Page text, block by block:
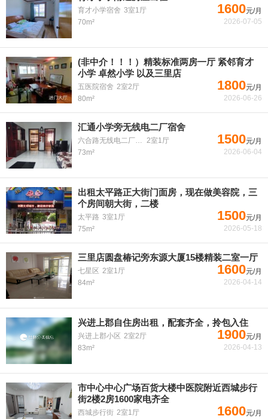
育才小学宿舍 3室1厅
70m²
1600元/月
2026-07-05
(非中介！！！）精装标准两房一厅 紧邻育才
小学 卓然小学 以及三里店
五医院宿舍 2室2厅
80m²
1800元/月
2026-06-26
汇通小学旁无线电二厂宿舍
六合路无线电二厂宿舍2室1厅
73m²
1500元/月
2026-06-04
出租太平路正大街门面房，现在做美容院，三
个房间朝大街，二楼
太平路 3室1厅
75m²
1500元/月
2026-05-18
三里店圆盘椿记旁东源大厦15楼精装二室一厅
七星区 2室1厅
84m²
1600元/月
2026-04-14
兴进上郡自住房出租，配套齐全，拎包入住
兴进上郡小区 2室2厅
83m²
1900元/月
2026-04-13
市中心中心广场百货大楼中医院附近西城步行
街2楼2房1600家电齐全
西城步行街 2室1厅
1600元/月